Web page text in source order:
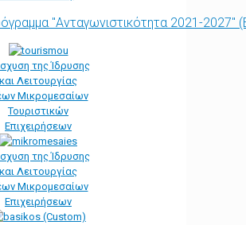
"Ανταγωνιστικότητα 2021-
της Ίδρυσης
και Λειτουργίας
Μικρομεσαίων
Τουριστικών
Επιχειρήσεων
της Ίδρυσης
και Λειτουργίας
Μικρομεσαίων
Επιχειρήσεων